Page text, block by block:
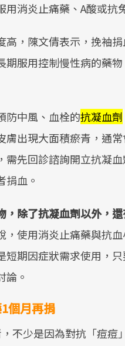
用消炎止痛藥、A酸或抗
高，陳文倩表示，挽袖
期服用控制慢性病的藥
防中風、血栓的抗凝血劑
膚出現大面積瘀青，通
需先回診諮詢開立抗凝
捐血。
，除了抗凝血劑以外，
，使用消炎止痛藥與抗
短期因症狀需求使用，
論。
個月再捐
不少是因為對抗「痘痘